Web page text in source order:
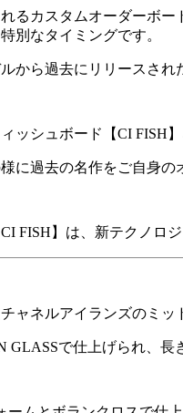
るカスタムオーダーボ
別なタイミングです。
から過去にリリースさ
ッシュボード【CI FISH
に過去の名作をご自身
FISH】は、新テクノロ
ャネルアイランズのミ
GLASSで仕上げられ、